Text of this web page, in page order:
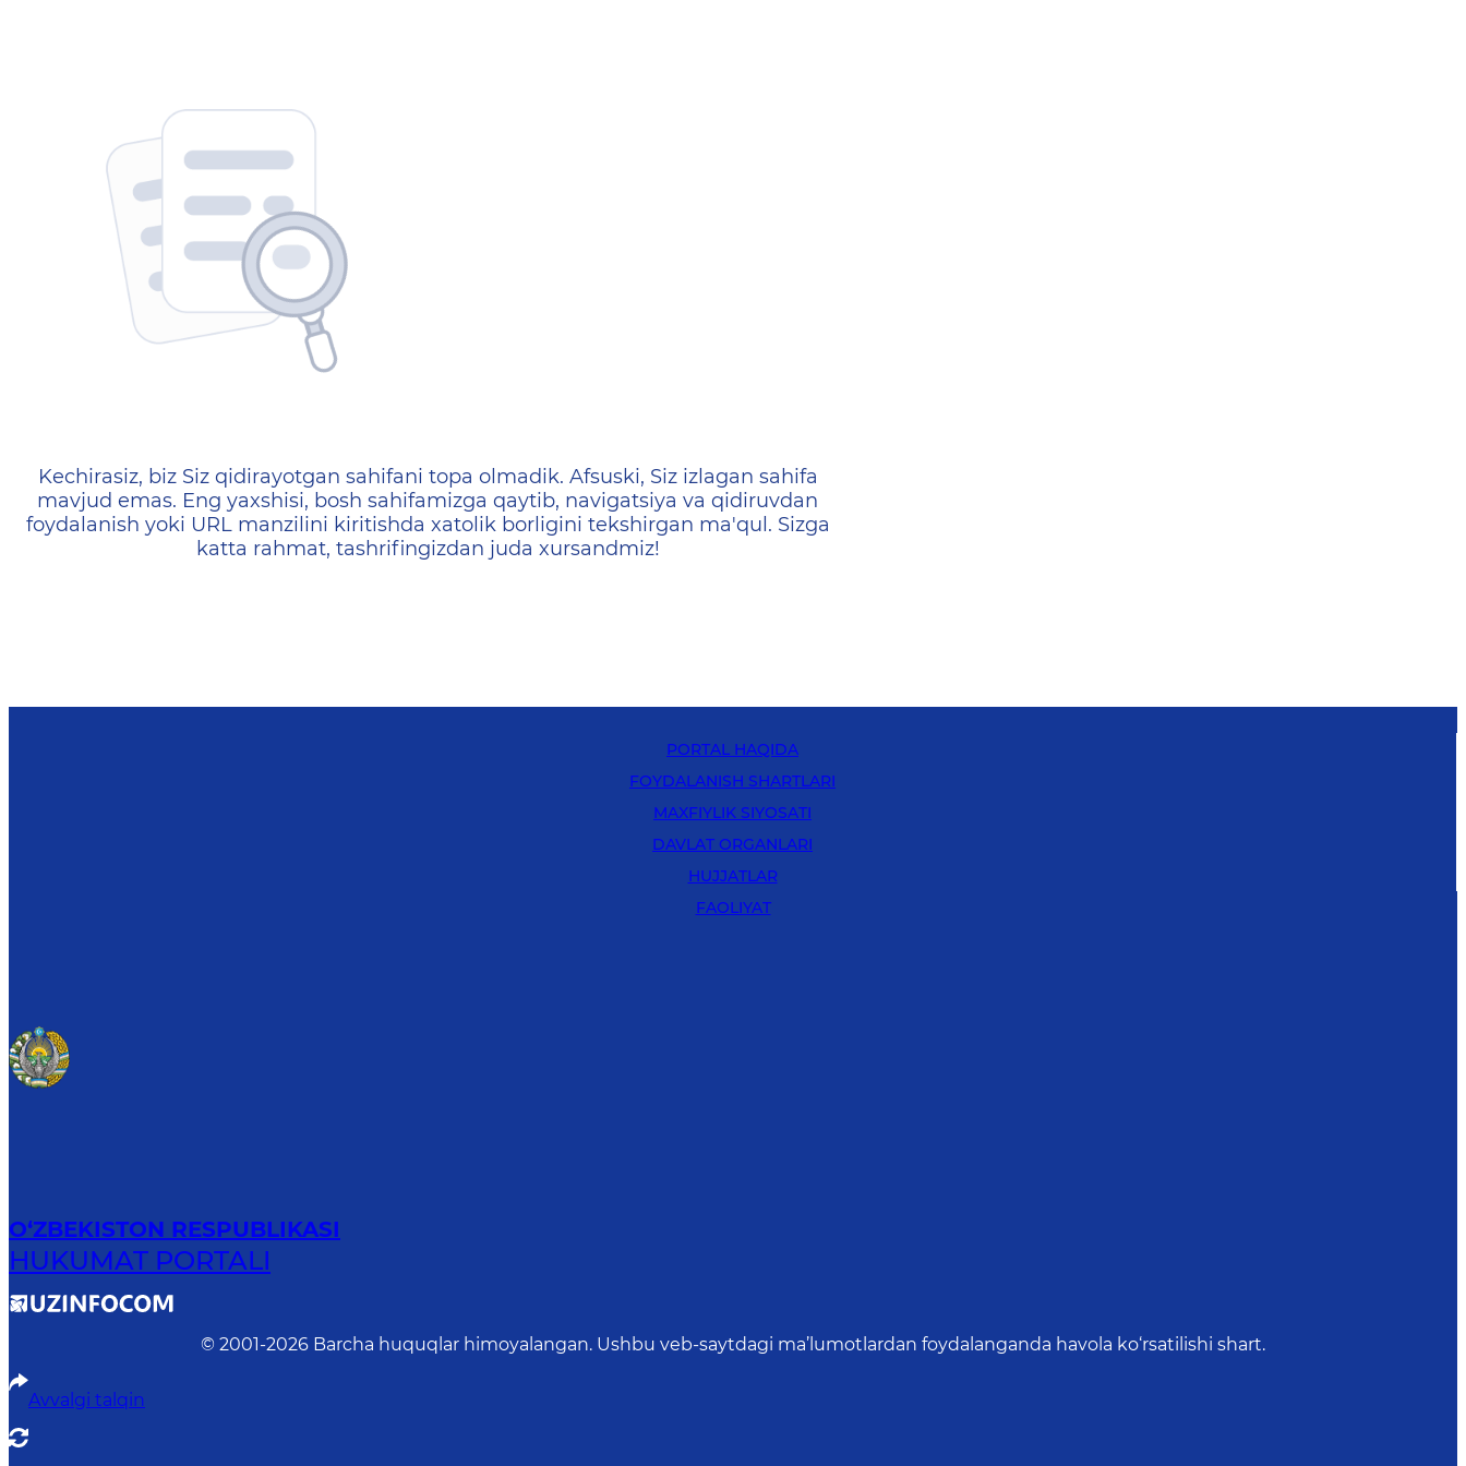
404 — Страница не найдена
Kechirasiz, biz Siz qidirayotgan sahifani topa olmadik. Afsuski, Siz izlagan sahifa
mavjud emas. Eng yaxshisi, bosh sahifamizga qaytib, navigatsiya va qidiruvdan
foydalanish yoki URL manzilini kiritishda xatolik borligini tekshirgan ma'qul. Sizga
katta rahmat, tashrifingizdan juda xursandmiz!
PORTAL HAQIDA
FOYDALANISH SHARTLARI
MAXFIYLIK SIYOSATI
DAVLAT ORGANLARI
HUJJATLAR
FAOLIYAT
O‘ZBEKISTON RESPUBLIKASI
HUKUMAT PORTALI
© 2001-2026 Barcha huquqlar himoyalangan. Ushbu veb-saytdagi ma’lumotlardan foydalanganda havola ko‘rsatilishi shart.
Avvalgi talqin